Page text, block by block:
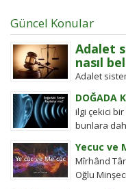
şeyin Kendisini tesbih ettiği
tesbih ederim. Dağların...
Güncel Konular
Adalet
nasıl
Adalet
değişim
DOĞADA
ilgi çekici
bunlara
Yecuc ve
Mîrhând
Oğlu